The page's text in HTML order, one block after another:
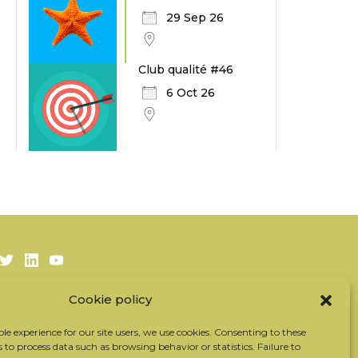
Cookie policy
experience for our site users, we use cookies. Consenting to these
process data such as browsing behavior or statistics. Failure to
29 Sep 26
Club qualité #46
6 Oct 26
TwitterLinkedIn
Youtube
Subscribe to our newsletter
Our partners
Contact the team